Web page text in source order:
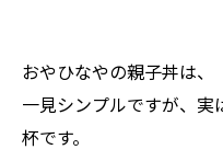
おやひなやの親子丼は、
一見シンプルですが、実
杯です。